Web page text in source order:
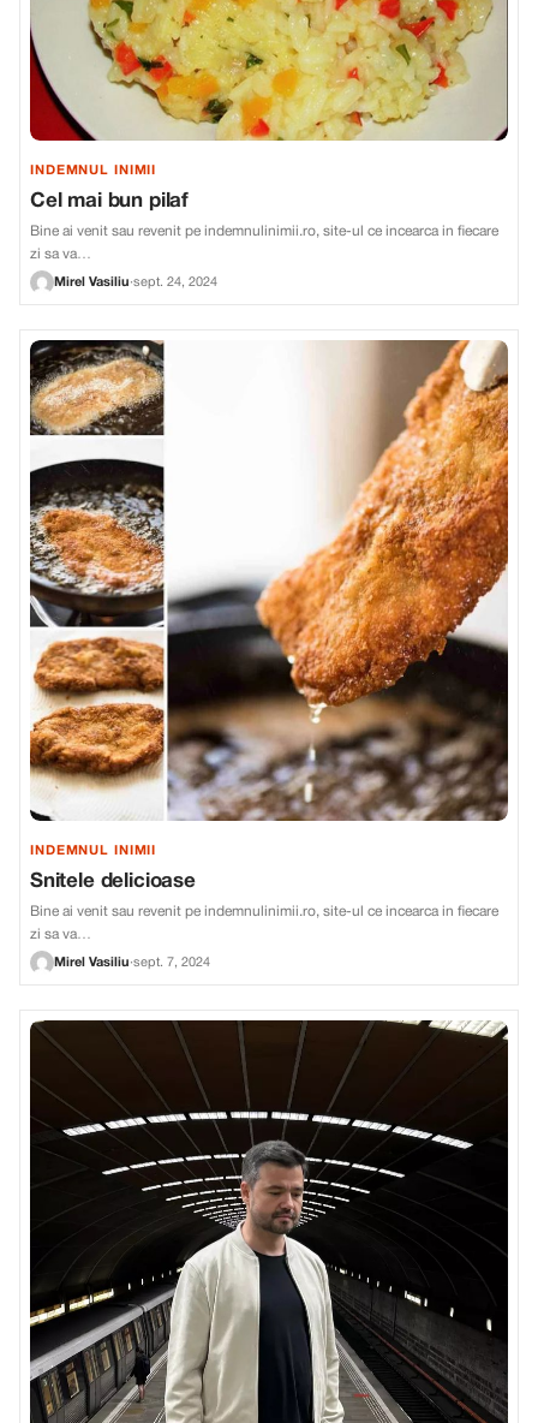
INDEMNUL INIMII
Cel mai bun pilaf
Bine ai venit sau revenit pe indemnulinimii.ro, site-ul ce incearca in fiecare
zi sa va…
Mirel Vasiliu ·sept. 24, 2024
INDEMNUL INIMII
Snitele delicioase
Bine ai venit sau revenit pe indemnulinimii.ro, site-ul ce incearca in fiecare
zi sa va…
Mirel Vasiliu ·sept. 7, 2024